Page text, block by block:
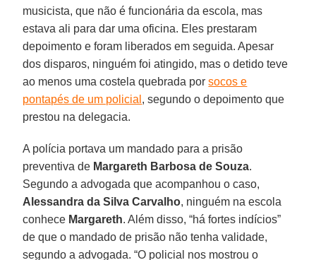
musicista, que não é funcionária da escola, mas
estava ali para dar uma oficina. Eles prestaram
depoimento e foram liberados em seguida. Apesar
dos disparos, ninguém foi atingido, mas o detido teve
ao menos uma costela quebrada porsocos e
pontapés de um policial , segundo o depoimento que
prestou na delegacia.
A polícia portava um mandado para a prisão
preventiva de Margareth Barbosa de Souza.
Segundo a advogada que acompanhou o caso,
Alessandra da Silva Carvalho, ninguém na escola
conhece Margareth. Além disso, “há fortes indícios”
de que o mandado de prisão não tenha validade,
segundo a advogada. “O policial nos mostrou o